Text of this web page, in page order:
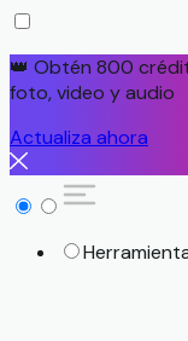
👑 Obtén 800
foto, video y audio
Actualiza ahora